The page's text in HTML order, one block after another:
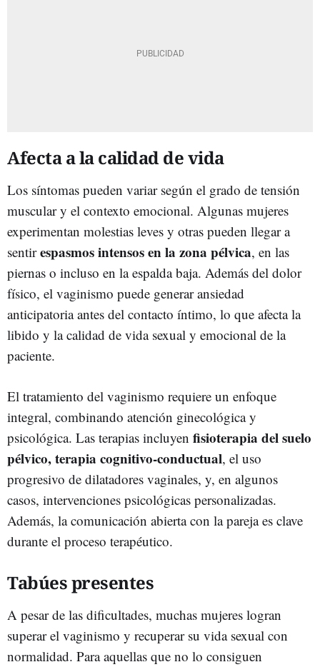
Afecta a la calidad de vida
Los síntomas pueden variar según el grado de tensión
muscular y el contexto emocional. Algunas mujeres
experimentan molestias leves y otras pueden llegar a
sentirespasmos intensos en la zona pélvica, en las
piernas o incluso en la espalda baja. Además del dolor
físico, el vaginismo puede generar ansiedad
anticipatoria antes del contacto íntimo, lo que afecta la
libido y la calidad de vida sexual y emocional de la
paciente.
El tratamiento del vaginismo requiere un enfoque
integral, combinando atención ginecológica y
psicológica. Las terapias incluyen fisioterapia del suelo
pélvico, terapia cognitivo-conductual, el uso
progresivo de dilatadores vaginales, y, en algunos
casos, intervenciones psicológicas personalizadas.
Además, la comunicación abierta con la pareja es clave
durante el proceso terapéutico.
Tabúes presentes
A pesar de las dificultades, muchas mujeres logran
superar el vaginismo y recuperar su vida sexual con
normalidad. Para aquellas que no lo consiguen